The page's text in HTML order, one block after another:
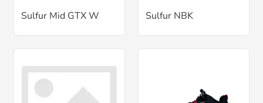
Sulfur Mid GTX W
Sulfur NBK